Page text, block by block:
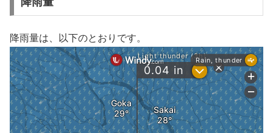
降雨量は、以下のとおりです。